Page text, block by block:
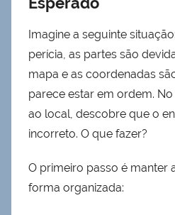
Imagine a seguinte
perícia, as partes são
mapa e as coordenadas
parece estar em ordem.
ao local, descobre que o
incorreto. O que fazer?
O primeiro passo é manter
forma organizada: